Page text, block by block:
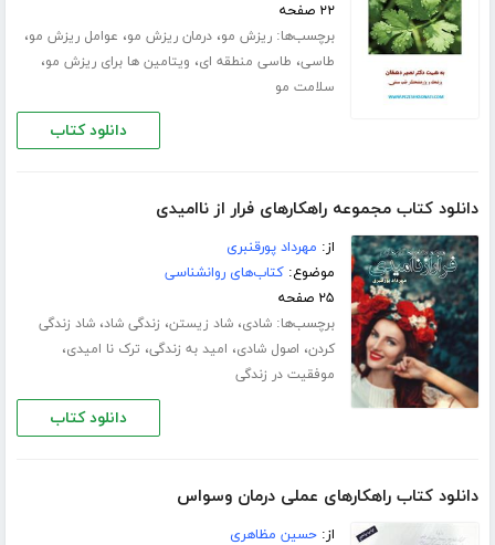
۲۲ صفحه
برچسب‌ها:ریزش مو،درمان ریزش مو، عوامل ریزش مو،
طاسی، طاسی منطقه ای، ویتامین ها برای ریزش مو،
سلامت مو
دانلود کتاب
دانلود کتاب مجموعه راهکارهای فرار از ناامیدی
از: مهرداد پورقنبری
موضوع:کتاب‌های روانشناسی
۲۵ صفحه
برچسب‌ها:شادی،شاد زیستن، زندگی شاد،شاد زندگی
کردن، اصول شادی، امید به زندگی، ترک نا امیدی،
موفقیت در زندگی
دانلود کتاب
دانلود کتاب راهکارهای عملی درمان وسواس
از:حسین مظاهری